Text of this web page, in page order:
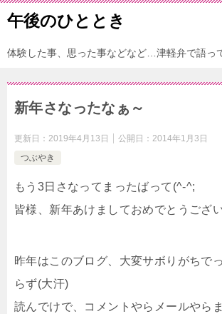
午後のひととき
体験した事、思った事などなど…津軽弁で語っ
新年さなったなぁ～
更新日： 2019年4月13日 公開日： 2014年1月3日
つぶやき
もう3日さなってまったばって(^-^;
皆様、新年あけましておめでとうござ
昨年はこのブログ、大変サボりがちで
らず(大汗)
読んでけで、コメントやらメールやら